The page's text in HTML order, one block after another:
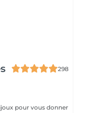
298
pour vous donner